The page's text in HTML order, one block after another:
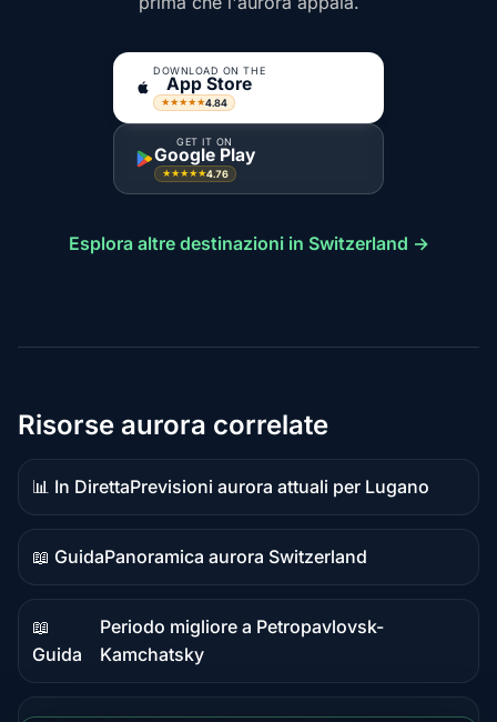
DOWNLOAD ON THE
App Store
★★★★★4.84
GET IT ON
Google Play
★★★★★4.76
Esplora altre destinazioni in Switzerland →
Risorse aurora correlate
📊 In Diretta
Dati
in
diretta
Previsioni aurora attuali per Lugano
📖 Guida
Contenuto
guida
Panoramica aurora Switzerland
📖
Guida
Contenuto
guida
Periodo migliore a Petropavlovsk-
Kamchatsky